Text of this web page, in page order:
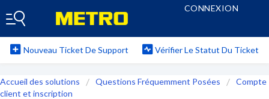
CONNEXION
Nouveau Ticket De Support Vérifier Le Statut Du Ticket
Accueil des solutions Questions Fréquemment Posées
Compte
client et inscription